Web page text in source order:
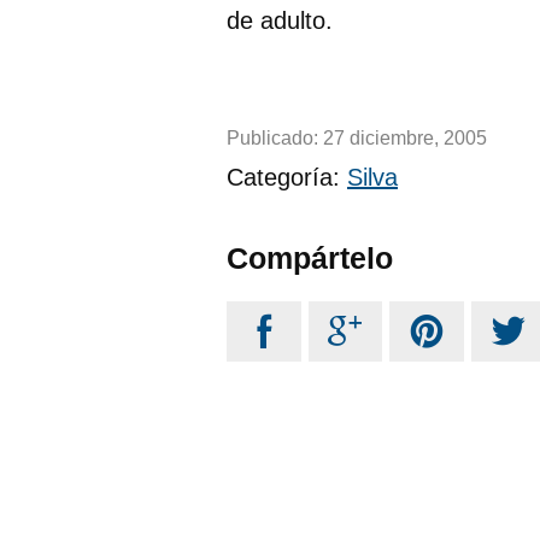
de adulto.
Publicado: 27 diciembre, 2005
Categoría: Silva
Compártelo
   